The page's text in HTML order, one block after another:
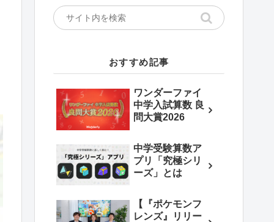
おすすめ記事
ワンダーファイ
中学入試算数 良
問大賞2026
中学受験算数ア
プリ「究極シリ
ーズ」とは
【『ポケモンフ
レンズ』リリー